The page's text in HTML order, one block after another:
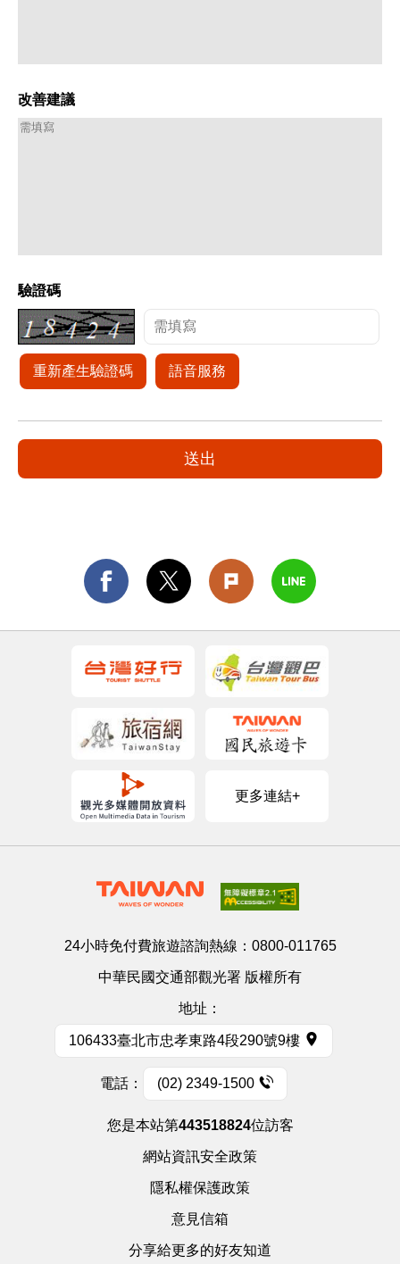
改善建議
驗證碼
重新產生驗證碼 語音服務
更多連結+
24小時免付費旅遊諮詢熱線： 0800-011765
中華民國交通部觀光署 版權所有
地址：
106433臺北市忠孝東路4段290號9樓
電話： (02) 2349-1500
您是本站第443518824位訪客
網站資訊安全政策
隱私權保護政策
意見信箱
分享給更多的好友知道